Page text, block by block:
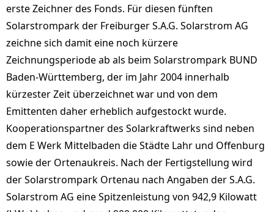
erste Zeichner des Fonds. Für diesen fünften
Solarstrompark der Freiburger S.A.G. Solarstrom AG
zeichne sich damit eine noch kürzere
Zeichnungsperiode ab als beim Solarstrompark BUND
Baden-Württemberg, der im Jahr 2004 innerhalb
kürzester Zeit überzeichnet war und von dem
Emittenten daher erheblich aufgestockt wurde.
Kooperationspartner des Solarkraftwerks sind neben
dem E Werk Mittelbaden die Städte Lahr und Offenburg
sowie der Ortenaukreis. Nach der Fertigstellung wird
der Solarstrompark Ortenau nach Angaben der S.A.G.
Solarstrom AG eine Spitzenleistung von 942,9 Kilowatt